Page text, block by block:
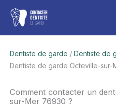
Aller
contenu
Dentiste de garde / Dentiste de
Dentiste de garde Octeville-sur-
Comment contacter un
sur-Mer 76930 ?